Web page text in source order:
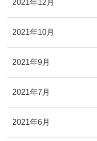
2021年12月
2021年10月
2021年9月
2021年7月
2021年6月